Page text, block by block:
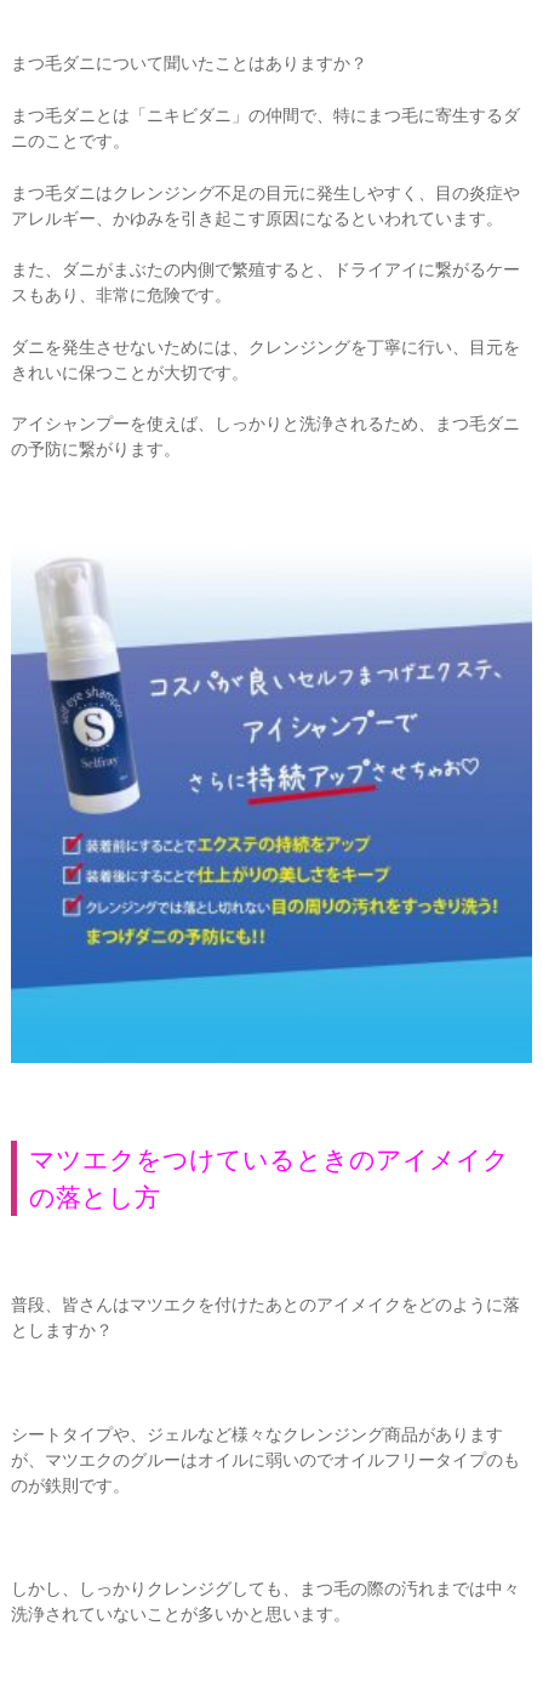
まつ毛ダニについて聞いたことはありますか？
まつ毛ダニとは「ニキビダニ」の仲間で、特にまつ毛に寄生するダ
ニのことです。
まつ毛ダニはクレンジング不足の目元に発生しやすく、目の炎症や
アレルギー、かゆみを引き起こす原因になるといわれています。
また、ダニがまぶたの内側で繁殖すると、ドライアイに繋がるケー
スもあり、非常に危険です。
ダニを発生させないためには、クレンジングを丁寧に行い、目元を
きれいに保つことが大切です。
アイシャンプーを使えば、しっかりと洗浄されるため、まつ毛ダニ
の予防に繋がります。
マツエクをつけているときのアイメイク
の落とし方
普段、皆さんはマツエクを付けたあとのアイメイクをどのように落
としますか？
シートタイプや、ジェルなど様々なクレンジング商品があります
が、マツエクのグルーはオイルに弱いのでオイルフリータイプのも
のが鉄則です。
しかし、しっかりクレンジグしても、まつ毛の際の汚れまでは中々
洗浄されていないことが多いかと思います。